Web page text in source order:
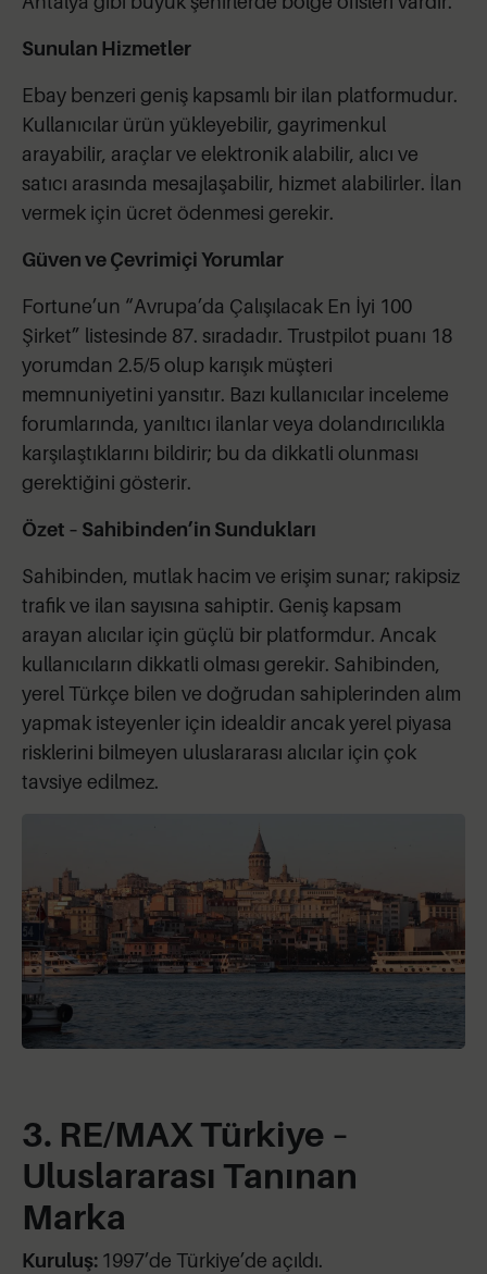
Sunulan Hizmetler
Ebay benzeri geniş kapsamlı bir ilan platformudur.
Kullanıcılar ürün yükleyebilir, gayrimenkul
arayabilir, araçlar ve elektronik alabilir, alıcı ve
satıcı arasında mesajlaşabilir, hizmet alabilirler. İlan
vermek için ücret ödenmesi gerekir.
Güven ve Çevrimiçi Yorumlar
Fortune’un “Avrupa’da Çalışılacak En İyi 100
Şirket” listesinde 87. sıradadır. Trustpilot puanı 18
yorumdan 2.5/5 olup karışık müşteri
memnuniyetini yansıtır. Bazı kullanıcılar inceleme
forumlarında, yanıltıcı ilanlar veya dolandırıcılıkla
karşılaştıklarını bildirir; bu da dikkatli olunması
gerektiğini gösterir.
Özet – Sahibinden’in Sundukları
Sahibinden, mutlak hacim ve erişim sunar; rakipsiz
trafik ve ilan sayısına sahiptir. Geniş kapsam
arayan alıcılar için güçlü bir platformdur. Ancak
kullanıcıların dikkatli olması gerekir. Sahibinden,
yerel Türkçe bilen ve doğrudan sahiplerinden alım
yapmak isteyenler için idealdir ancak yerel piyasa
risklerini bilmeyen uluslararası alıcılar için çok
tavsiye edilmez.
3. RE/MAX Türkiye –
Uluslararası Tanınan
Marka
Kuruluş: 1997’de Türkiye’de açıldı.